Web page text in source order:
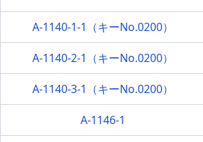
A-1140-1-1（キーNo.0200）
A-1140-2-1（キーNo.0200）
A-1140-3-1（キーNo.0200）
A-1146-1